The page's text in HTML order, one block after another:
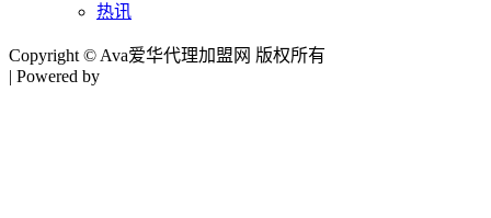
热讯
Copyright © Ava爱华代理加盟网 版权所有
| Powered by